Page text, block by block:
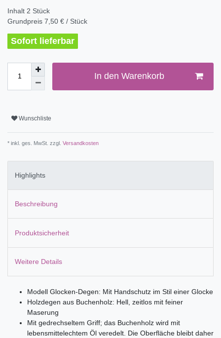
Inhalt 2 Stück
Grundpreis 7,50 € / Stück
Sofort lieferbar
In den Warenkorb
Wunschliste
* inkl. ges. MwSt. zzgl. Versandkosten
Highlights
Beschreibung
Produktsicherheit
Weitere Details
Modell Glocken-Degen: Mit Handschutz im Stil einer Glocke
Holzdegen aus Buchenholz: Hell, zeitlos mit feiner
Maserung
Mit gedrechseltem Griff; das Buchenholz wird mit
lebensmittelechtem Öl veredelt. Die Oberfläche bleibt daher